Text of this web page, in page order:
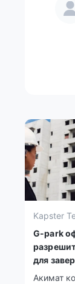
Kapster
G-park
для
Акимат